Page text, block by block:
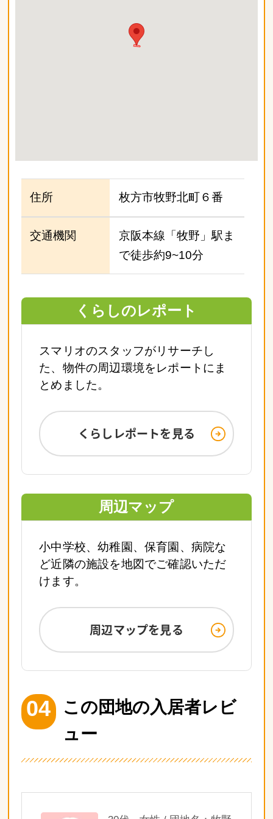
住所 枚方市牧野北町６番
交通機関
京阪本線「牧野」駅ま
で徒歩約9~10分
くらしのレポート
スマリオのスタッフがリサーチし
た、物件の周辺環境をレポートにま
とめました。
くらしレポートを見る
周辺マップ
小中学校、幼稚園、保育園、病院な
ど近隣の施設を地図でご確認いただ
けます。
周辺マップを見る
04
この団地の入居者レビ
ュー